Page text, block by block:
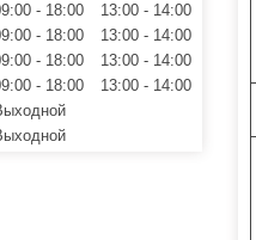
18:00 13:00
14:00
18:00 13:00
14:00
18:00 13:00
14:00
18:00 13:00
14:00